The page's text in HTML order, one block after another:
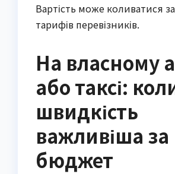
Вартість може коливатися
тарифів перевізників.
На власному
або таксі:
швидкість
важливіша за
бюджет